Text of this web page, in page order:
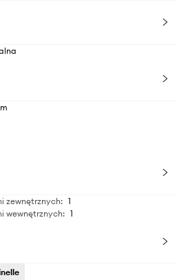
zewnętrznych: 1
wewnętrznych: 1